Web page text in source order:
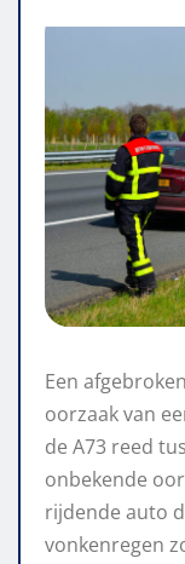
Een
oorzaak van
de A73 reed
onbekende
rijdende auto
vonkenregen